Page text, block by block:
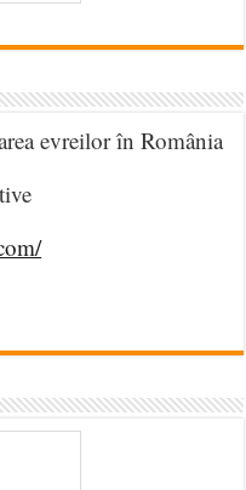
evreilor în România